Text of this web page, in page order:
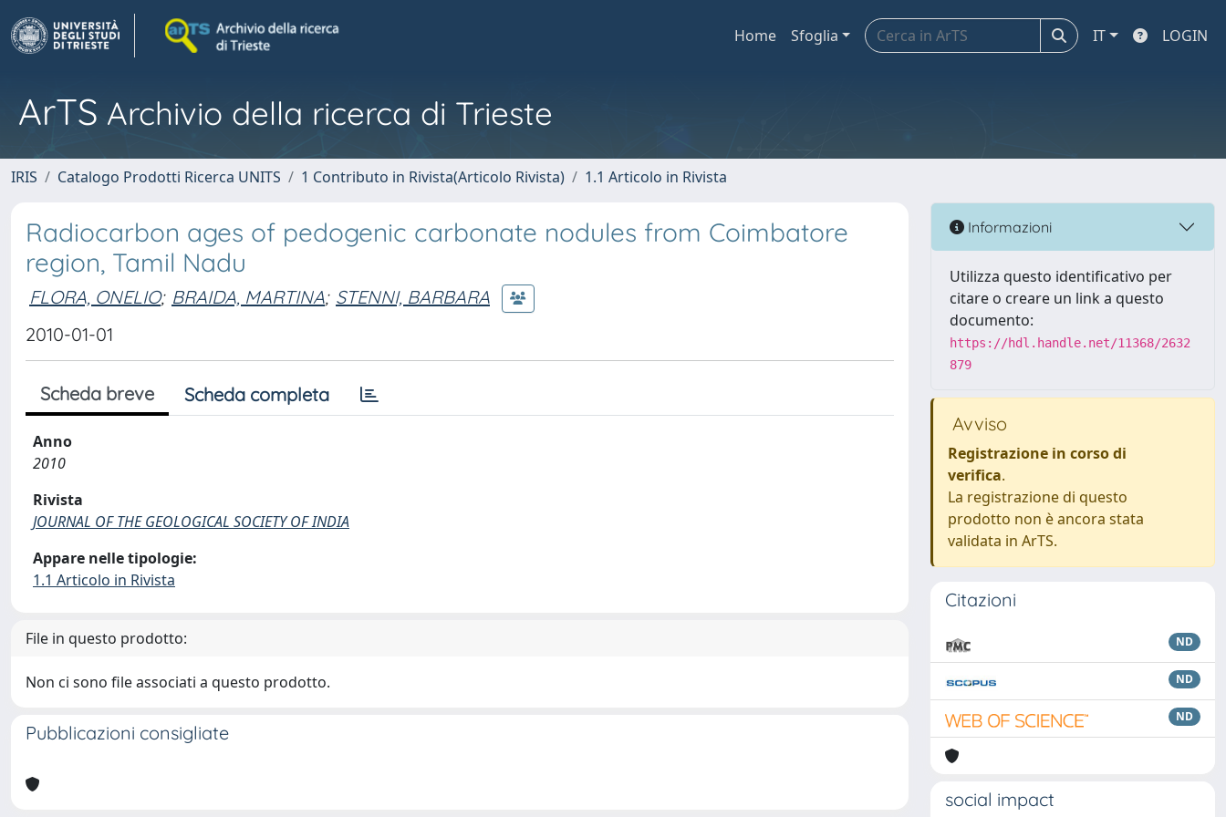
Home Sfoglia IT LOGIN
ArTS Archivio della ricerca di Trieste
IRIS Catalogo Prodotti Ricerca UNITS 1 Contributo in Rivista(Articolo Rivista) 1.1 Articolo in Rivista
Radiocarbon ages of pedogenic carbonate nodules from Coimbatore
region, Tamil Nadu
FLORA, ONELIO; BRAIDA, MARTINA; STENNI, BARBARA
2010-01-01
Scheda breve Scheda completa
Anno
2010
Rivista
JOURNAL OF THE GEOLOGICAL SOCIETY OF INDIA
Appare nelle tipologie:
1.1 Articolo in Rivista
File in questo prodotto:
Non ci sono file associati a questo prodotto.
Pubblicazioni consigliate
Informazioni
Utilizza questo identificativo per
citare o creare un link a questo
documento:
https://hdl.handle.net/11368/2632
879
Avviso
Registrazione in corso di
verifica.
La registrazione di questo
prodotto non è ancora stata
validata in ArTS.
Citazioni
ND
ND
ND
social impact